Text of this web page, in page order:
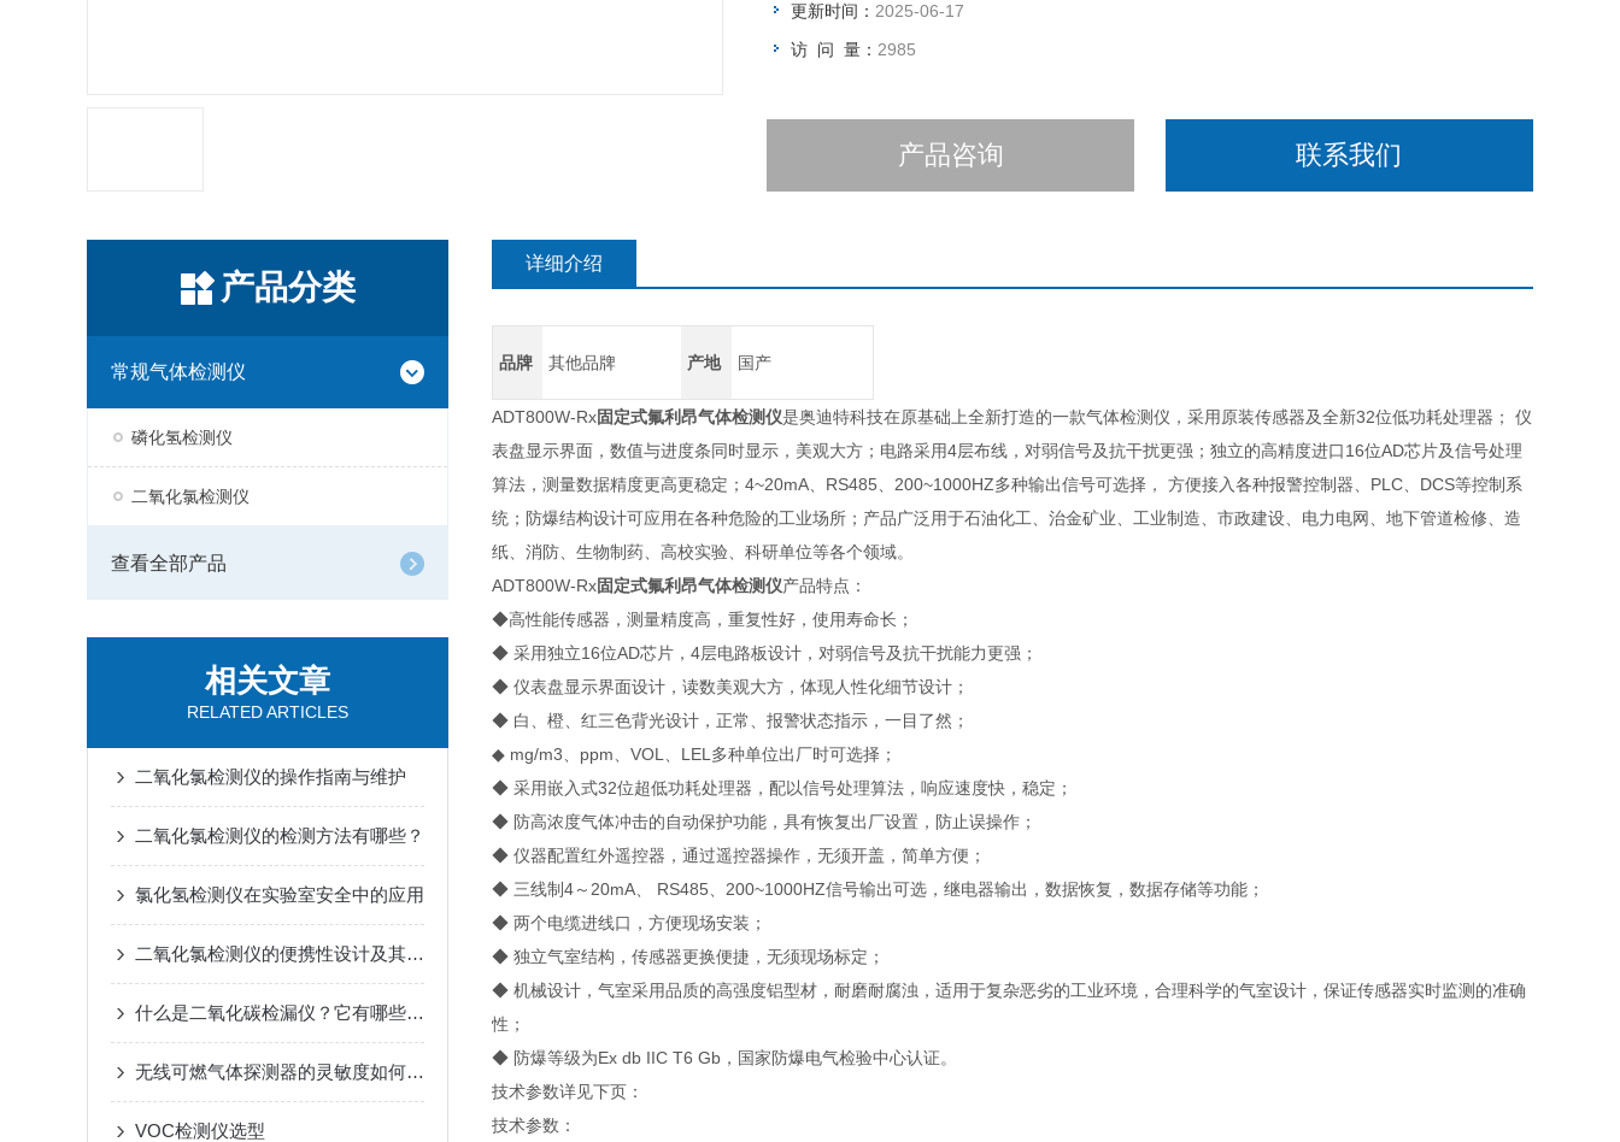
更新时间： 2025-06-17
访 问 量： 2985
产品咨询 联系我们
产品分类
常规气体检测仪
磷化氢检测仪
二氧化氯检测仪
查看全部产品
相关文章
RELATED ARTICLES
二氧化氯检测仪的操作指南与维护
二氧化氯检测仪的检测方法有哪些？
氯化氢检测仪在实验室安全中的应用
二氧化氯检测仪的便携性设计及其影响
什么是二氧化碳检漏仪？它有哪些应用？
无线可燃气体探测器的灵敏度如何调整？
VOC检测仪选型
详细介绍
品牌 其他品牌 产地 国产
ADT800W-Rx固定式氟利昂气体检测仪是奥迪特科技在原基础上全新打造的一款气体检测仪，采用原装传感器及全新32位低功耗处理器； 仪
表盘显示界面，数值与进度条同时显示，美观大方；电路采用4层布线，对弱信号及抗干扰更强；独立的高精度进口16位AD芯片及信号处理
算法，测量数据精度更高更稳定；4~20mA、RS485、200~1000HZ多种输出信号可选择， 方便接入各种报警控制器、PLC、DCS等控制系
统；防爆结构设计可应用在各种危险的工业场所；产品广泛用于石油化工、治金矿业、工业制造、市政建设、电力电网、地下管道检修、造
纸、消防、生物制药、高校实验、科研单位等各个领域。
ADT800W-Rx固定式氟利昂气体检测仪产品特点：
◆高性能传感器，测量精度高，重复性好，使用寿命长；
◆ 采用独立16位AD芯片，4层电路板设计，对弱信号及抗干扰能力更强；
◆ 仪表盘显示界面设计，读数美观大方，体现人性化细节设计；
◆ 白、橙、红三色背光设计，正常、报警状态指示，一目了然；
◆ mg/m3、ppm、VOL、LEL多种单位出厂时可选择；
◆ 采用嵌入式32位超低功耗处理器，配以信号处理算法，响应速度快，稳定；
◆ 防高浓度气体冲击的自动保护功能，具有恢复出厂设置，防止误操作；
◆ 仪器配置红外遥控器，通过遥控器操作，无须开盖，简单方便；
◆ 三线制4～20mA、 RS485、200~1000HZ信号输出可选，继电器输出，数据恢复，数据存储等功能；
◆ 两个电缆进线口，方便现场安装；
◆ 独立气室结构，传感器更换便捷，无须现场标定；
◆ 机械设计，气室采用品质的高强度铝型材，耐磨耐腐浊，适用于复杂恶劣的工业环境，合理科学的气室设计，保证传感器实时监测的准确
性；
◆ 防爆等级为Ex db IIC T6 Gb，国家防爆电气检验中心认证。
技术参数详见下页：
技术参数：